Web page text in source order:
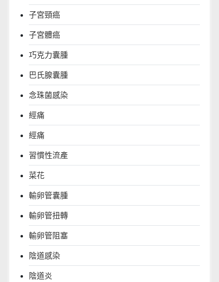
子宮頸癌
子宮體癌
巧克力囊腫
巴氏腺囊腫
念珠菌感染
經痛
經痛
習慣性流產
菜花
輸卵管囊腫
輸卵管扭轉
輸卵管阻塞
陰道感染
陰道炎